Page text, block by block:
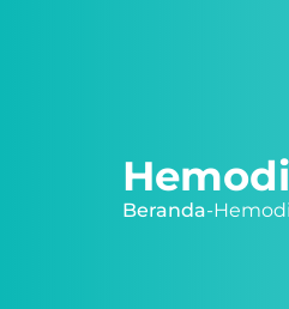
Beranda-